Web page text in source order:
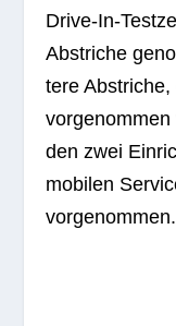
Drive-In-
Abstri­che
tere
den zwei
mobi­len
vorgenommen.